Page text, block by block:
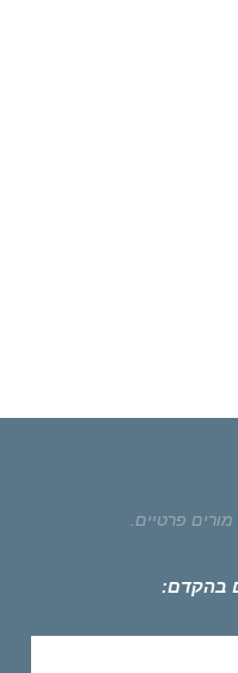
מורים פרטיים.
בהקדם: